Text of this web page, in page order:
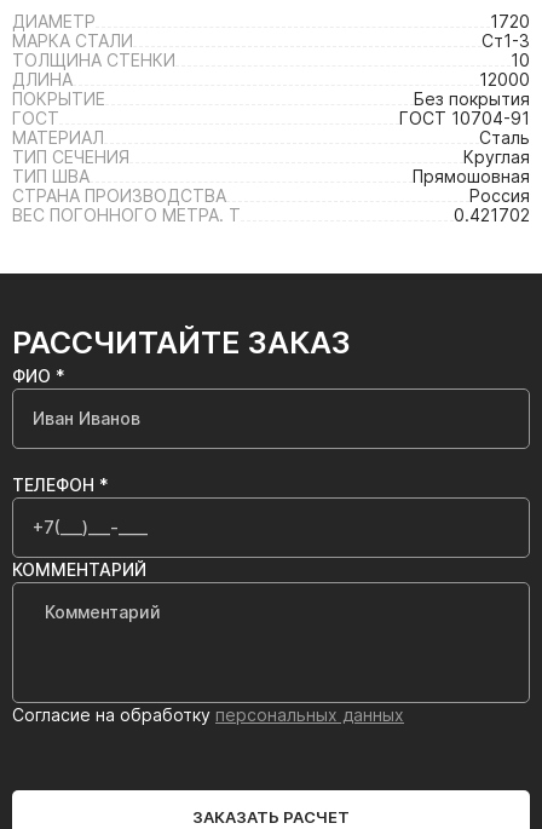
ДИАМЕТР
1720
МАРКА СТАЛИ
Ст1-3
ТОЛЩИНА СТЕНКИ
10
ДЛИНА
12000
ПОКРЫТИЕ
Без покрытия
ГОСТ
ГОСТ 10704-91
МАТЕРИАЛ
Сталь
ТИП СЕЧЕНИЯ
Круглая
ТИП ШВА
Прямошовная
СТРАНА ПРОИЗВОДСТВА
Россия
ВЕС ПОГОННОГО МЕТРА. Т
0.421702
РАССЧИТАЙТЕ ЗАКАЗ
ФИО *
ТЕЛЕФОН *
КОММЕНТАРИЙ
Согласие на обработку персональных данных
ЗАКАЗАТЬ РАСЧЕТ